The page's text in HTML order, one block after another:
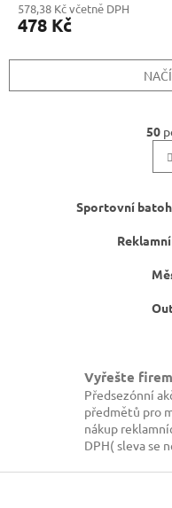
578,38 Kč včetně DPH
478 Kč
50
Sportovní
Vyřešte
Předsezónní
předmětů pro
nákup
DPH( sleva se